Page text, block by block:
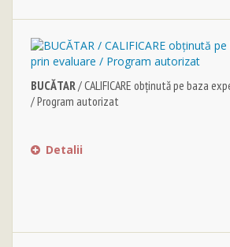
BUCĂTAR/ CALIFICARE obținută pe baza
/ Program autorizat
Detalii